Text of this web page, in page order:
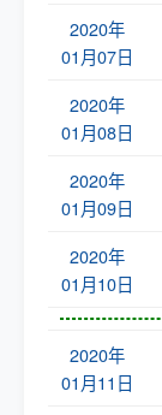
2020年
01月07日
2020年
01月08日
2020年
01月09日
2020年
01月10日
2020年
01月11日